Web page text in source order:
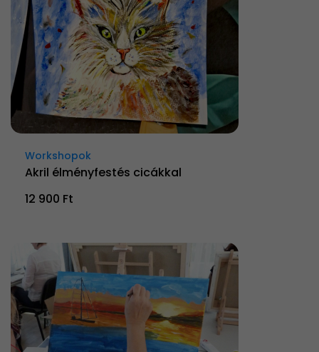
Workshopok
Akril élményfestés cicákkal
12 900 Ft